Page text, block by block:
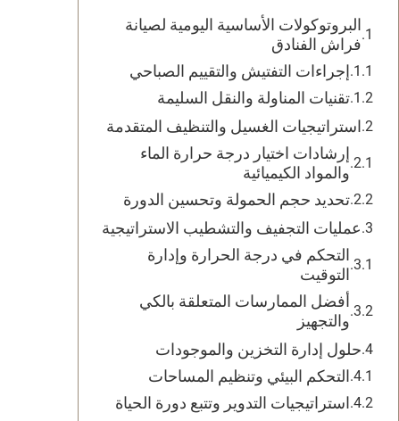
البروتوكولات الأساسية اليومية لصيانة
فراش الفنادق
إجراءات التفتيش والتقييم الصباحي
تقنيات المناولة والنقل السليمة
استراتيجيات الغسيل والتنظيف المتقدمة
إرشادات اختيار درجة حرارة الماء
والمواد الكيميائية
تحديد حجم الحمولة وتحسين الدورة
عمليات التجفيف والتشطيب الاستراتيجية
التحكم في درجة الحرارة وإدارة
التوقيت
أفضل الممارسات المتعلقة بالكي
والتجهيز
حلول إدارة التخزين والموجودات
التحكم البيئي وتنظيم المساحات
استراتيجيات التدوير وتتبع دورة الحياة